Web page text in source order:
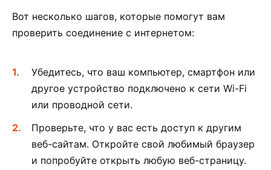
Вот несколько шагов, которые помогут вам
проверить соединение с интернетом:
Убедитесь, что ваш компьютер, смартфон или
другое устройство подключено к сети Wi-Fi
или проводной сети.
Проверьте, что у вас есть доступ к другим
веб-сайтам. Откройте свой любимый браузер
и попробуйте открыть любую веб-страницу.